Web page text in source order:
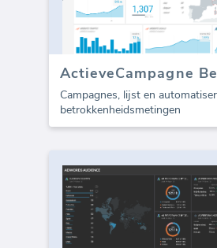
Campagnes, lijst en
betrokkenheidsmetingen